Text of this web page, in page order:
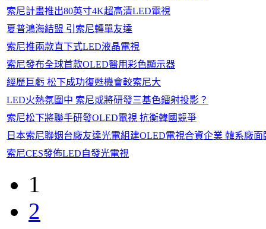
索尼計畫推出80英寸4K超高清LED電視
夏普鴻海結盟 引索尼轉單友達
索尼推兩款直下式LED液晶電視
索尼發布全球首款OLED醫用彩色顯示器
經歷巨虧 松下成功復甦機會較索尼大
LED火熱氛圍中 索尼或將研發三基色鐳射投影？
索尼松下將聯手研發OLED電視 抗衡韓國競爭
日本索尼聯姻台廠友達光電組建OLED電視合資企業 韓系廠面
索尼CES發佈LED自發光電視
1
2